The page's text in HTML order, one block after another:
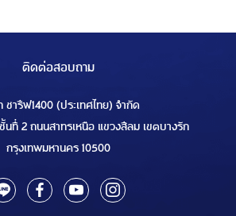
ติดต่อสอบถาม
ชารีฟ1400 (ประเทศไทย) จำกัด
นที่ 2 ถนนสาทรเหนือ แขวงสีลม เขตบางรัก
กรุงเทพมหานคร 10500